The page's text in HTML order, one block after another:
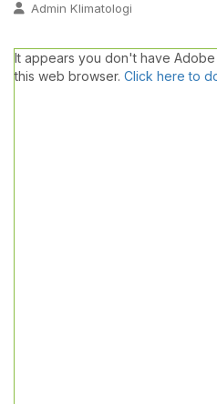
Admin Klimatologi
It appears you don't have
this web browser. Click here to